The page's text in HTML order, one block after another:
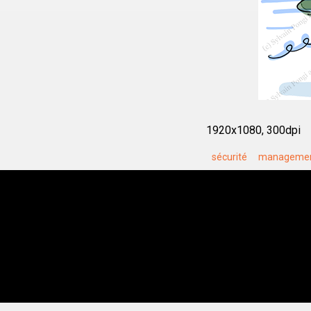
1920x1080, 300dpi
sécurité